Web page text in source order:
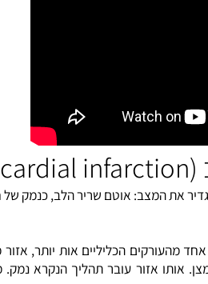
המצב: אוטם שריר הלב, כנמק של חלק